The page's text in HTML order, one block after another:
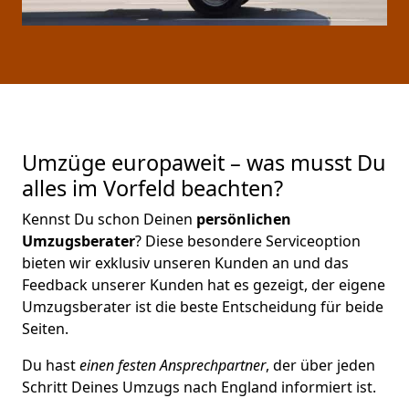
Umzüge europaweit – was musst Du
alles im Vorfeld beachten?
Kennst Du schon Deinen persönlichen
Umzugsberater? Diese besondere Serviceoption
bieten wir exklusiv unseren Kunden an und das
Feedback unserer Kunden hat es gezeigt, der eigene
Umzugsberater ist die beste Entscheidung für beide
Seiten.
Du hasteinen festen Ansprechpartner, der über jeden
Schritt Deines Umzugs nach England informiert ist.